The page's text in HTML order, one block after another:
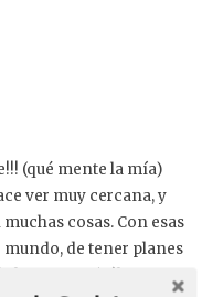
(qué mente la mía)
ver muy cercana, y
cosas. Con esas
de tener planes